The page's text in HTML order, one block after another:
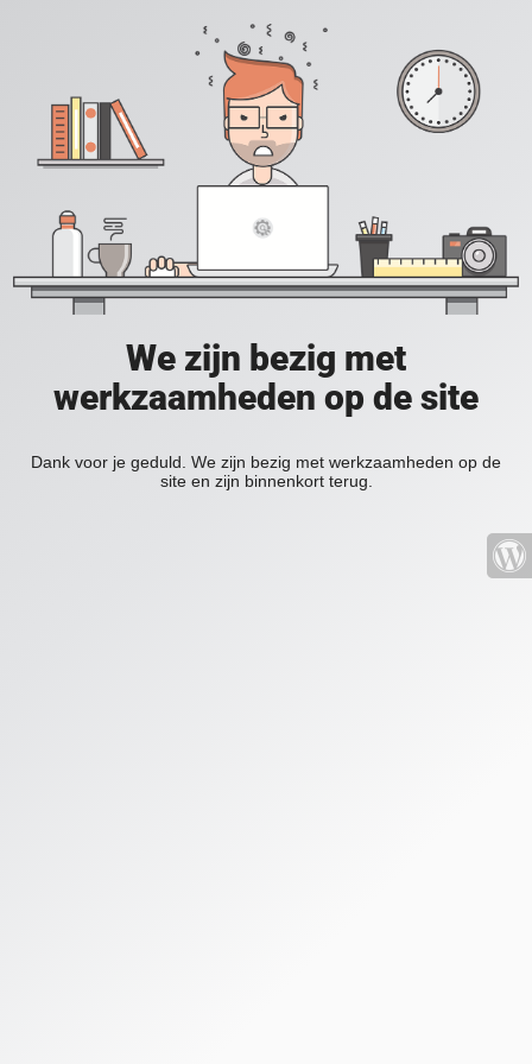
We zijn bezig met
werkzaamheden op de site
Dank voor je geduld. We zijn bezig met werkzaamheden op de
site en zijn binnenkort terug.